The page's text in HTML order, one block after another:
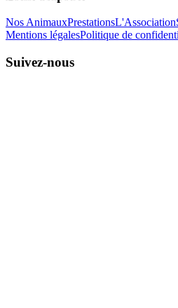
Nos AnimauxPrestationsL'Association
Mentions légalesPolitique de
Suivez-nous